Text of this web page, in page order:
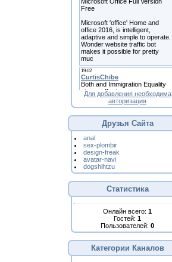
Для добавления необходима
авторизация
Друзья Сайта
anal
sex-plombir
design-freak
avatar-navi
dogshihtzu
Статистика
Онлайн всего: 1
Гостей: 1
Пользователей: 0
Категории Каналов